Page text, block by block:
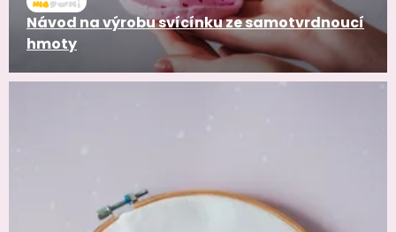
Návod na výrobu svícínku ze samotvrdnoucí
hmoty